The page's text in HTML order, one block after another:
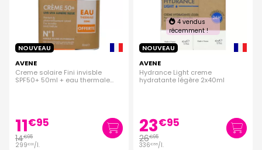
NOUVEAU
AVENE
Creme solaire Fini invisble
SPF50+ 50ml + eau thermale
11€95
14€95
299€00/l.
NOUVEAU
4 vendus
récemment !
AVENE
Hydrance Light creme
hydratante légère 2x40ml
23€95
26€95
336€88/l.